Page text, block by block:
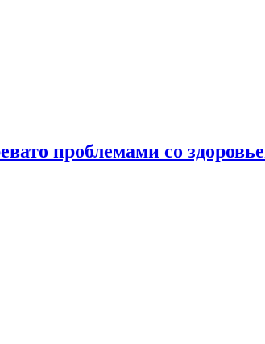
проблемами со